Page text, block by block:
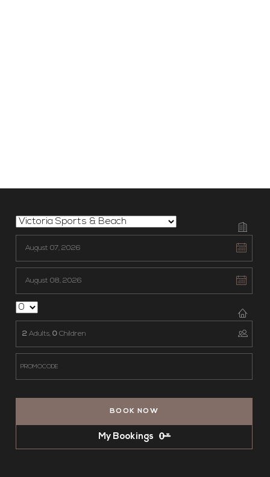
2 Adults, 0 Children
BOOK NOW
My Bookings